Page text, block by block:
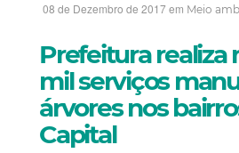
08 de Dezembro de 2017 em Meio
Prefeitura realiza
mil serviços
árvores nos
Capital